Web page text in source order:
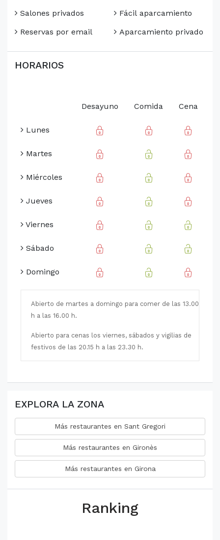
Salones privados
Reservas por email
Fácil aparcamiento
Aparcamiento privado
HORARIOS
Desayuno Comida Cena
Lunes
Martes
Miércoles
Jueves
Viernes
Sábado
Domingo
Abierto de martes a domingo para comer de las 13.00
h a las 16.00 h.
Abierto para cenas los viernes, sábados y vigilias de
festivos de las 20.15 h a las 23.30 h.
EXPLORA LA ZONA
Más restaurantes en Sant Gregori
Más restaurantes en Gironès
Más restaurantes en Girona
Ranking